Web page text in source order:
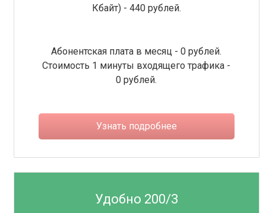
Кбайт) - 440 рублей.
Абонентская плата в месяц - 0 рублей.
Стоимость 1 минуты входящего трафика -
0 рублей.
Узнать подробнее
Удобно 200/3